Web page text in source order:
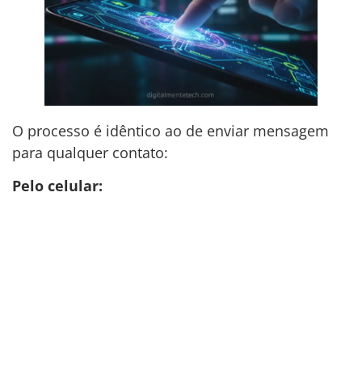
O processo é idêntico ao de enviar mensagem
para qualquer contato:
Pelo celular: